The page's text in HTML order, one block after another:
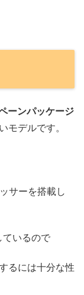
ーンパッケージ
モデルです。
サーを搭載し
ているので
るには十分な性